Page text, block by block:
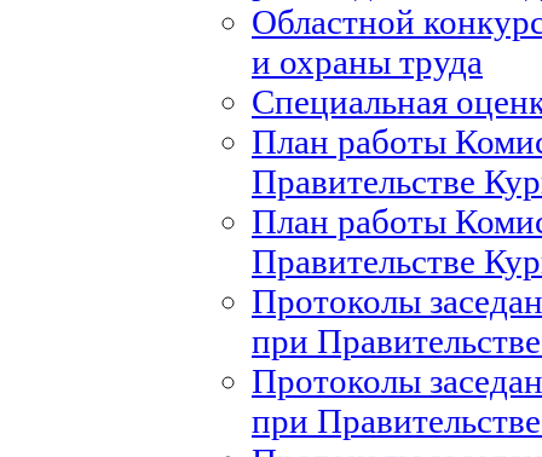
Областной
и охраны труда
Специальная
План работы
Правительстве
План работы
Правительстве
Протоколы
при
Протоколы
при